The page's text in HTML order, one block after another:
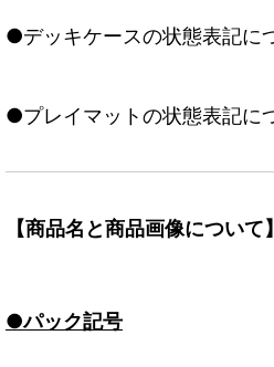
●デッキケースの状態表記に
●プレイマットの状態表記に
【商品名と商品画像について】
●パック記号